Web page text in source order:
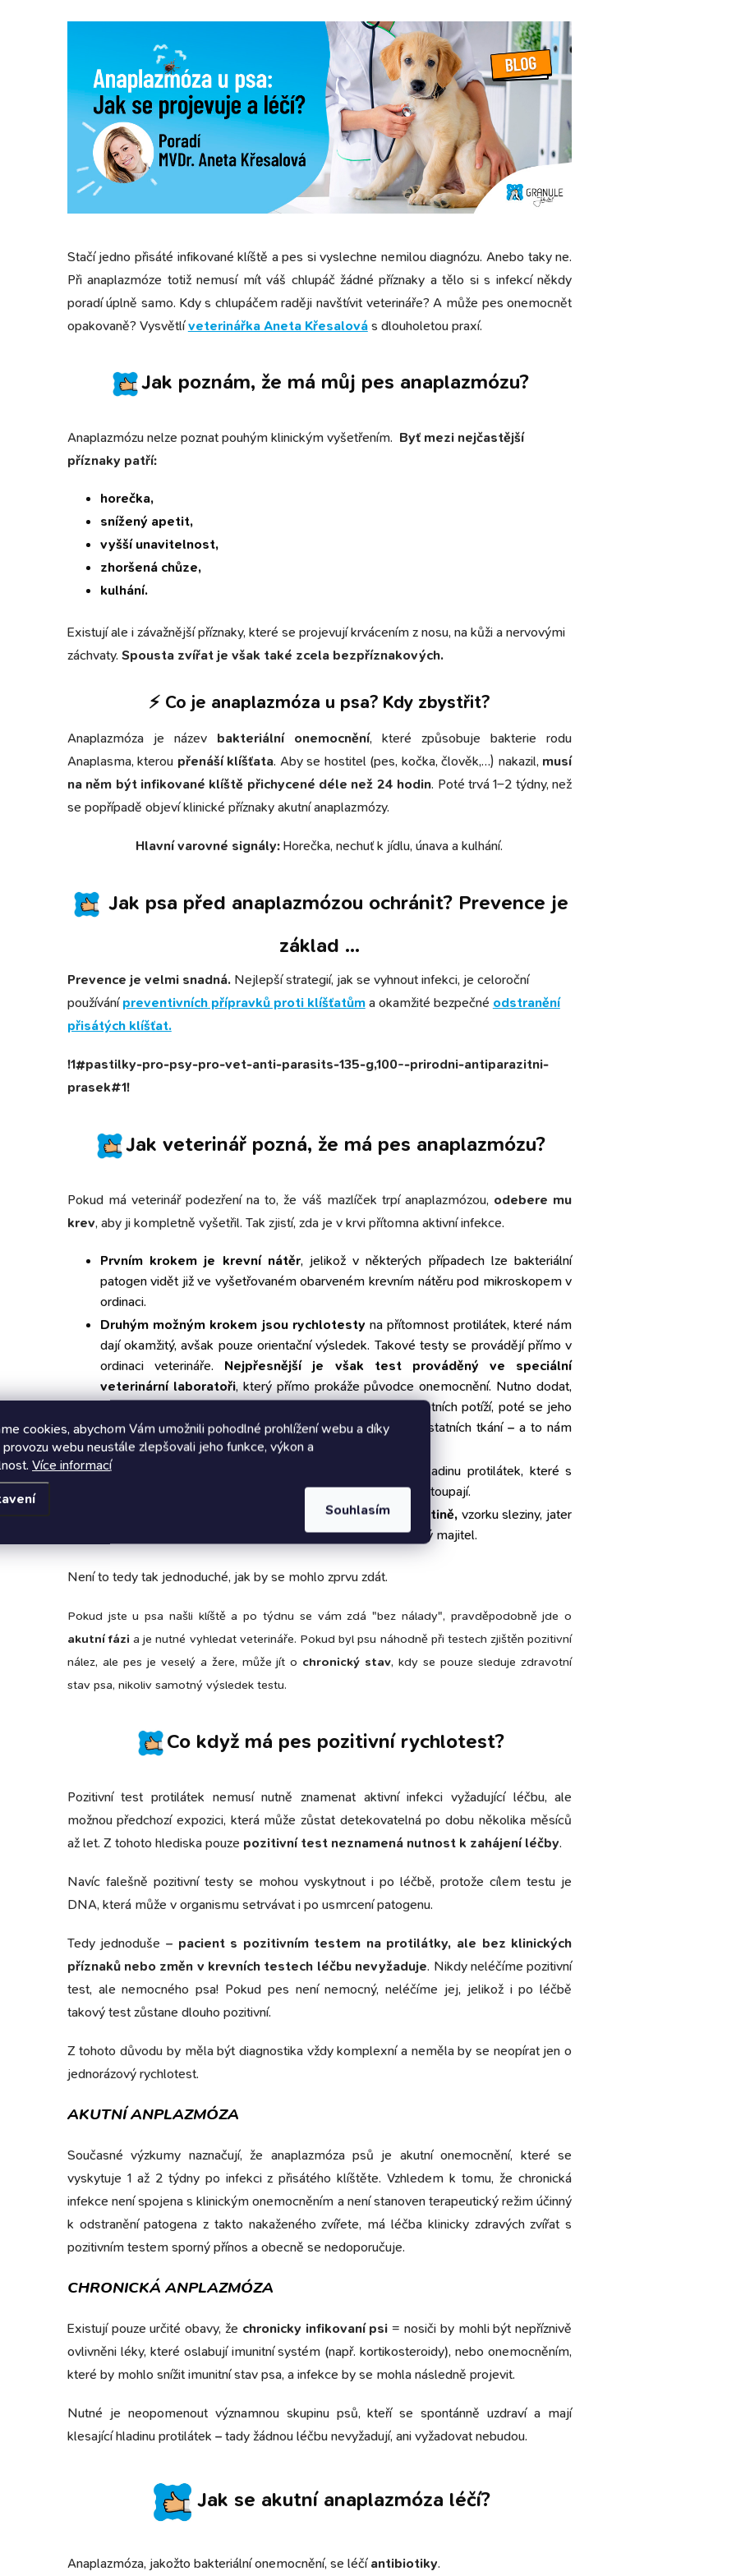
cookies, abychom Vám umožnili pohodlné prohlížení webu a díky
provozu webu neustále zlepšovali jeho funkce, výkon a
Více informací
Souhlasím
Stačí jedno přisáté infikované klíště a pes si vyslechne nemilou diagnózu. Anebo taky ne.
Při anaplazmóze totiž nemusí mít váš chlupáč žádné příznaky a tělo si s infekcí někdy
poradí úplně samo. Kdy s chlupáčem raději navštívit veterináře? A může pes onemocnět
opakovaně? Vysvětlíveterinářka Aneta Křesalovás dlouholetou praxí.
Jak poznám, že má můj pes anaplazmózu?
Anaplazmózu nelze poznat pouhým klinickým vyšetřením. Byť mezi nejčastější
příznaky patří:
horečka,
snížený apetit,
vyšší unavitelnost,
zhoršená chůze,
kulhání.
Existují ale i závažnější příznaky, které se projevují krvácením z nosu, na kůži a nervovými
záchvaty. Spousta zvířat je však také zcela bezpříznakových.
⚡ Co je anaplazmóza u psa? Kdy zbystřit?
Anaplazmóza je název bakteriální onemocnění, které způsobuje bakterie rodu
Anaplasma, kterou přenáší klíšťata. Aby se hostitel (pes, kočka, člověk,…) nakazil, musí
na něm být infikované klíště přichycené déle než 24 hodin. Poté trvá 1–2 týdny, než
se popřípadě objeví klinické příznaky akutní anaplazmózy.
Hlavnívarovné signály:Horečka, nechuť k jídlu, únava a kulhání.
Jak psa před anaplazmózou ochránit? Prevence je
základ ...
Prevence je velmi snadná. Nejlepší strategií, jak se vyhnout infekci, je celoroční
používánípreventivních přípravků proti klíšťatůma okamžité bezpečné odstranění
přisátých klíšťat.
!1#pastilky-pro-psy-pro-vet-anti-parasits-135-g,100--prirodni-antiparazitni-
prasek#1!
Jak veterinář pozná, že má pes anaplazmózu?
Pokud má veterinář podezření na to, že váš mazlíček trpí anaplazmózou, odebere mu
krev, aby ji kompletně vyšetřil. Tak zjistí, zda je v krvi přítomna aktivní infekce.
Prvním krokem je krevní nátěr, jelikož v některých případech lze bakteriální
patogen vidět již ve vyšetřovaném obarveném krevním nátěru pod mikroskopem v
ordinaci.
Druhým možným krokem jsou rychlotesty na přítomnost protilátek, které nám
dají okamžitý, avšak pouze orientační výsledek. Takové testy se provádějí přímo v
ordinaci veterináře. Nejpřesnější je však test prováděný ve speciální
veterinární laboratoři, který přímo prokáže původce onemocnění. Nutno dodat,
že původce lze nalézt v krvi cca týden od nástupu zdravotních potíží, poté se jeho
koncentrace v krvi snižuje, jelikož bakterie přechází do ostatních tkání – a to nám
může přinést falešně negativní výsledek.
Dále je možnost vyšetřit krev
v laboratoři na tzv. hladinu protilátek, které s
odstupem času kontrolujeme a sledujeme, zda klesají, či stoupají.
Poslední možností je nález patogena v kloubní tekutině,vzorku sleziny, jater
či kostní dřeni, avšak k těmto odběrům se uchýlí málokterý majitel.
Není to tedy tak jednoduché, jak by se mohlo zprvu zdát.
Pokud jste u psa našli klíště a po týdnu se vám zdá "bez nálady", pravděpodobně jde o
akutní fázi a je nutné vyhledat veterináře. Pokud byl psu náhodně při testech zjištěn pozitivní
nález, ale pes je veselý a žere, může jít o chronický stav, kdy se pouze sleduje zdravotní
stav psa, nikoliv samotný výsledek testu.
Co když má pes pozitivní rychlotest?
Pozitivní test protilátek nemusí nutně znamenat aktivní infekci vyžadující léčbu, ale
možnou předchozí expozici, která může zůstat detekovatelná po dobu několika měsíců
až let. Z tohoto hlediska pouze pozitivní test neznamená nutnost k zahájení léčby.
Navíc falešně pozitivní testy se mohou vyskytnout i po léčbě, protože cílem testu je
DNA, která může v organismu setrvávat i po usmrcení patogenu.
Tedy jednoduše – pacient s pozitivním testem na protilátky, ale bez klinických
příznaků nebo změn v krevních testech léčbu nevyžaduje. Nikdy neléčíme pozitivní
test, ale nemocného psa! Pokud pes není nemocný, neléčíme jej, jelikož i po léčbě
takový test zůstane dlouho pozitivní.
Z tohoto důvodu by měla být diagnostika vždy komplexní a neměla by se neopírat jen o
jednorázový rychlotest.
AKUTNÍ ANPLAZMÓZA
Současné výzkumy naznačují, že anaplazmóza psů je akutní onemocnění, které se
vyskytuje 1 až 2 týdny po infekci z přisátého klíštěte. Vzhledem k tomu, že chronická
infekce není spojena s klinickým onemocněním a není stanoven terapeutický režim účinný
k odstranění patogena z takto nakaženého zvířete, má léčba klinicky zdravých zvířat s
pozitivním testem sporný přínos a obecně se nedoporučuje.
CHRONICKÁ ANPLAZMÓZA
Existují pouze určité obavy, že chronicky infikovaní psi = nosiči by mohli být nepříznivě
ovlivněni léky, které oslabují imunitní systém (např. kortikosteroidy), nebo onemocněním,
které by mohlo snížit imunitní stav psa, a infekce by se mohla následně projevit.
Nutné je neopomenout významnou skupinu psů, kteří se spontánně uzdraví a mají
klesající hladinu protilátek – tady žádnou léčbu nevyžadují, ani vyžadovat nebudou.
Jak se akutní anaplazmóza léčí?
Anaplazmóza, jakožto bakteriální onemocnění, se léčíantibiotiky.